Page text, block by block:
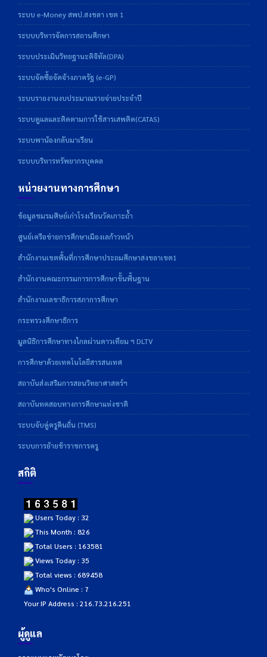
ระบบ e-Money สพป.สงขลา เขต 1
ระบบบริหารจัดการสถานศึกษา
ระบบประเมินวิทยฐานะดิจิทัล(DPA)
ระบบจัดซื้อจัดจ้างภาครัฐ (e-GP)
ระบบรายงานงบประมาณรายจ่ายประจำปี
ระบบดูแลและติดตามการใช้สารเสพติด(CATAS)
ระบบพาน้องกลับมาเรียน
ระบบบริหารทรัพยากรบุคคล
หน่วยงานทางการศึกษา
ข้อมูลชมรมศิษย์เก่าโรงเรียนวัดเกาะถ้ำ
ศูนย์เครือข่ายการศึกษาเมืองเลก้าวหน้า
สำนักงานเขตพื้นที่การศึกษาประถมศึกษาสงขลาเขต1
สำนักงานคณะกรรมการการศึกษาขั้นพื้นฐาน
สำนักงานเลขาธิการสภาการศึกษา
กระทรวงศึกษาธิการ
มูลนิธิการศึกษาทางไกลผ่านดาวเทียม ฯ DLTV
การศึกษาด้วยเทคโนโลยีสารสนเทศ
สถาบันส่งเสริมการสอนวิทยาศาสตร์ฯ
สถาบันทดสอบทางการศึกษาแห่งชาติ
ระบบจับคู่ครูคืนถิ่น (TMS)
ระบบการย้ายข้าราชการครู
สถิติ
Users Today : 32
This Month : 826
Total Users : 163581
Views Today : 35
Total views : 689458
Who's Online : 7
Your IP Address : 216.73.216.251
ผู้ดูแล